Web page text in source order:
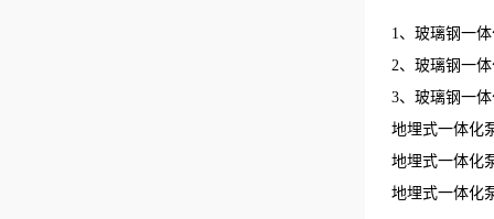
1、玻璃钢一
2、玻璃钢一
3、玻璃钢一
地埋式一体化
地埋式一体化
地埋式一体化